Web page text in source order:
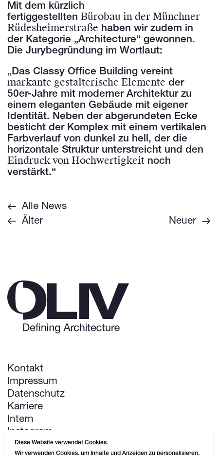
Mit dem kürzlich
fertiggestellten Bürobau in der Münchner
Rüdesheimerstraße haben wir zudem in
der Kategorie „Architecture“ gewonnen.
Die Jurybegründung im Wortlaut:
„Das Classy Office Building vereint
markante gestalterische Elemente der
50er-Jahre mit moderner Architektur zu
einem eleganten Gebäude mit eigener
Identität. Neben der abgerundeten Ecke
besticht der Komplex mit einem vertikalen
Farbverlauf von dunkel zu hell, der die
horizontale Struktur unterstreicht und den
Eindruck von Hochwertigkeit noch
verstärkt.“
Alle News
Älter
Neuer
Kontakt
Impressum
Datenschutz
Karriere
Intern
Instagram
LinkedIn
Diese Website verwendet Cookies.
Wir verwenden Cookies, um Inhalte und Anzeigen zu personalisieren,